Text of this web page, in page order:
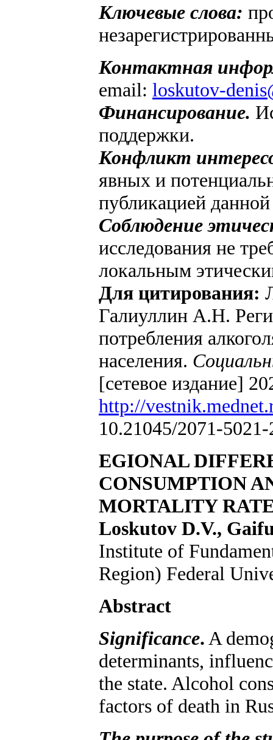
Ключевые слова:
Контактная
email: loskutov-
Финансирование.
поддержки.
Конфликт
явных и
публикацией данной
Соблюдение
исследования не
локальным
Для цитирования:
Галиуллин А.Н.
потребления
населения.
[сетевое издание]
http://
10.21045/2071-
EGIONAL
CONSUMPTION
MORTALITY
Loskutov D.V.,
Institute of
Region) Federal
Abstract
Significance. A
determinants,
the state. Alcohol
factors of death in